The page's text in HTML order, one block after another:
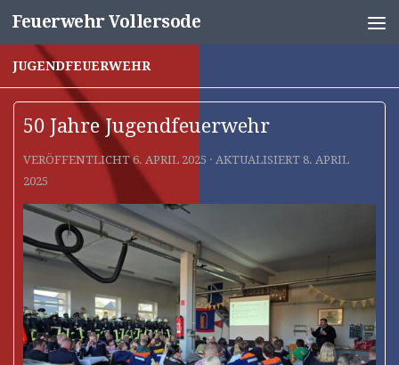
Unter dem Inhalt
Feuerwehr Vollersode
JUGENDFEUERWEHR
50 Jahre Jugendfeuerwehr
VERÖFFENTLICHT6. APRIL 2025 · AKTUALISIERT 8. APRIL
2025